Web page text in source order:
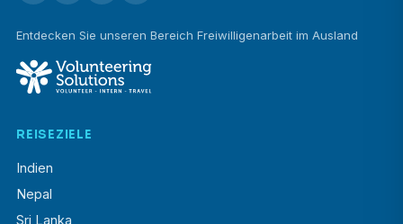
Entdecken Sie unseren Bereich Freiwilligenarbeit im Ausland
REISEZIELE
Indien
Nepal
Sri Lanka